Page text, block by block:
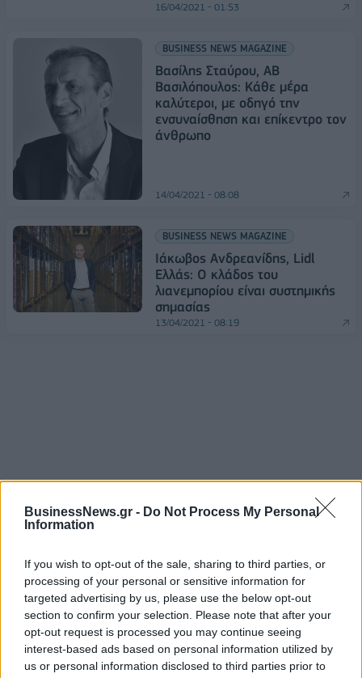
BusinessNews.gr - Do Not Process My Personal
Information
If you wish to opt-out of the sale, sharing to third parties, or
processing of your personal or sensitive information for
targeted advertising by us, please use the below opt-out
section to confirm your selection. Please note that after your
opt-out request is processed you may continue seeing
interest-based ads based on personal information utilized by
us or personal information disclosed to third parties prior to
16/04/2021 - 01:53
BUSINESS NEWS MAGAZINE
Βασίλης Σταύρου, ΑΒ
Βασιλόπουλος: Κάθε μέρα
καλύτεροι, με οδηγό την
ενσυναίσθηση και επίκεντρο τον
άνθρωπο
14/04/2021 - 08:08
BUSINESS NEWS MAGAZINE
Ιάκωβος Ανδρεανίδης, Lidl
Ελλάς: Ο κλάδος του
λιανεμπορίου είναι συστημικής
σημασίας
13/04/2021 - 08:19
ΡΟΗ ΕΙΔΗΣΕΩΝ
Υψηλός κίνδυνος πυρκαγιάς σήμερα σε Αττική,
Κρήτη, Πελοπόννησο, Εύβοια και νησιά του Αιγαίου
07/08/2026 - 08:30 ΕΛΛΑΔΑ
Άνοδος του πετρελαίου μετά τις απειλές του Ιράν
για τα Στενά του Ορμούζ
07/08/2026 - 08:13 ΚΟΣΜΟΣ